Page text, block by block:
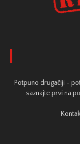
Potpuno drugačiji -
saznajte prvi na